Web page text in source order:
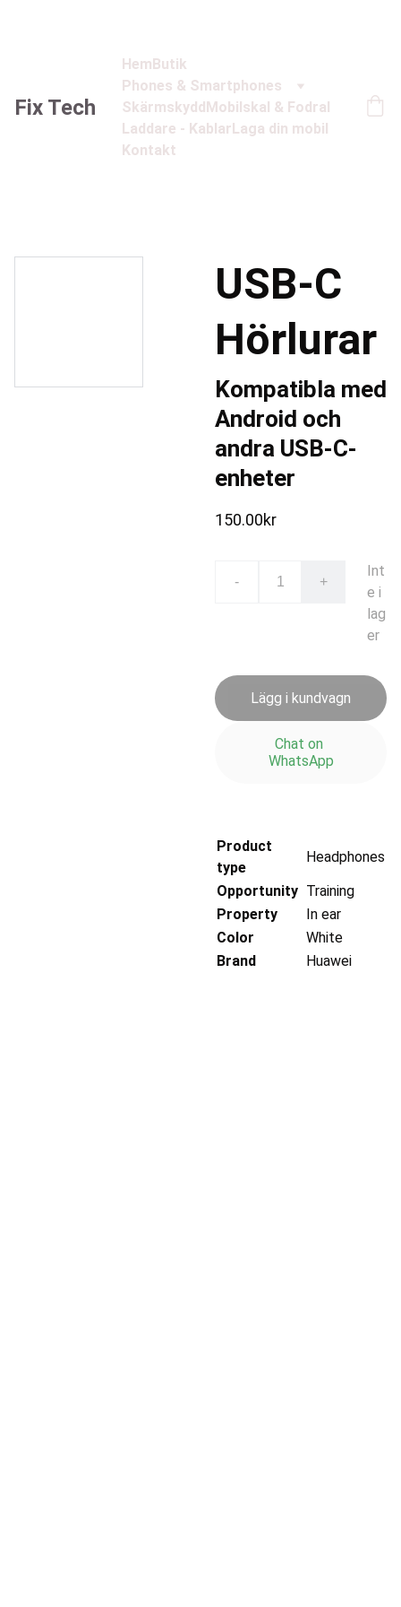
Fix Tech
HemButik
Phones & Smartphones
SkärmskyddMobilskal & Fodral
Laddare - KablarLaga din mobil
Kontakt
USB-C
Hörlurar
Kompatibla med
Android och
andra USB-C-
enheter
150.00kr
- +
Int
e i
lag
er
Lägg i kundvagn
Chat on
WhatsApp
Product
type
Headphones
Opportunity Training
Property
In ear
Color
White
Brand
Huawei